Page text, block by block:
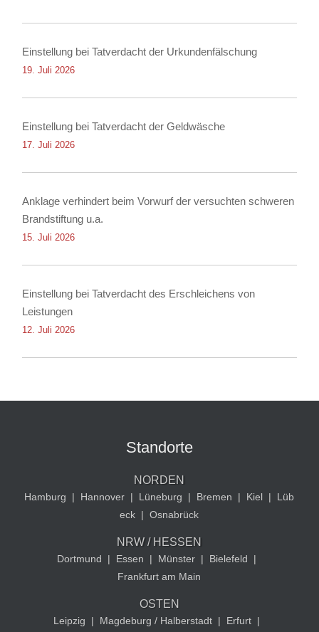
Einstellung bei Tatverdacht der Urkundenfälschung
19. Juli 2026
Einstellung bei Tatverdacht der Geldwäsche
17. Juli 2026
Anklage verhindert beim Vorwurf der versuchten schweren
Brandstiftung u.a.
15. Juli 2026
Einstellung bei Tatverdacht des Erschleichens von
Leistungen
12. Juli 2026
Standorte
NORDEN
Hamburg | Hannover | Lüneburg | Bremen | Kiel |
Lüb
eck | Osnabrück
NRW / HESSEN
Dortmund | Essen | Münster | Bielefeld
|
Frankfurt am Main
OSTEN
Leipzig | Magdeburg / Halberstadt | Erfurt |